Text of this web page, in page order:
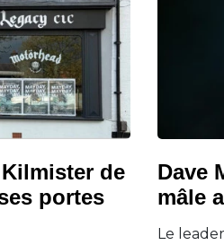
de
portes
Dave
mâle
Le